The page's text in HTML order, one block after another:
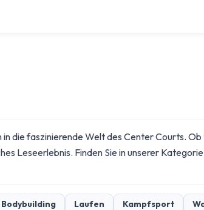
die faszinierende Welt des Center Courts.
Leseerlebnis. Finden Sie in unserer Kategorie
Bodybuilding Laufen Kampfsport